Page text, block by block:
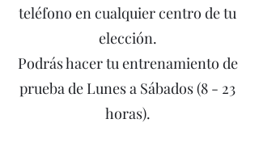
teléfono en cualquier centro de tu
elección.
Podrás hacer tu entrenamiento de
prueba de Lunes a Sábados (8 - 23
horas).